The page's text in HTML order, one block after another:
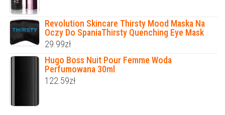
Revolution Skincare Thirsty Mood Maska Na
Oczy Do SpaniaThirsty Quenching Eye Mask
29.99zł
Hugo Boss Nuit Pour Femme Woda
Perfumowana 30ml
122.59zł